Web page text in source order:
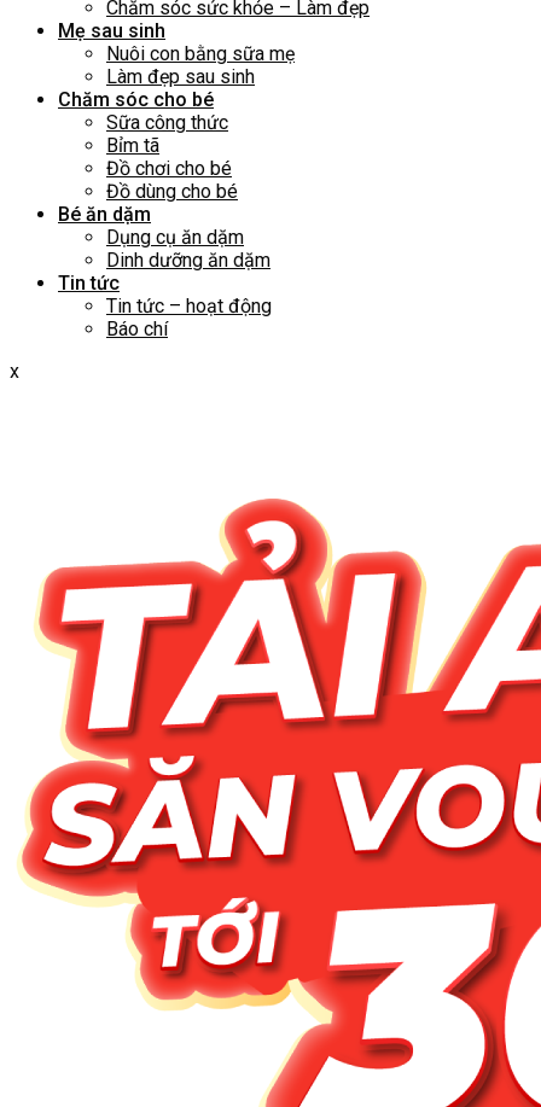
Chăm sóc sức khỏe – Làm đẹp
Mẹ sau sinh
Nuôi con bằng sữa mẹ
Làm đẹp sau sinh
Chăm sóc cho bé
Sữa công thức
Bỉm tã
Đồ chơi cho bé
Đồ dùng cho bé
Bé ăn dặm
Dụng cụ ăn dặm
Dinh dưỡng ăn dặm
Tin tức
Tin tức – hoạt động
Báo chí
x